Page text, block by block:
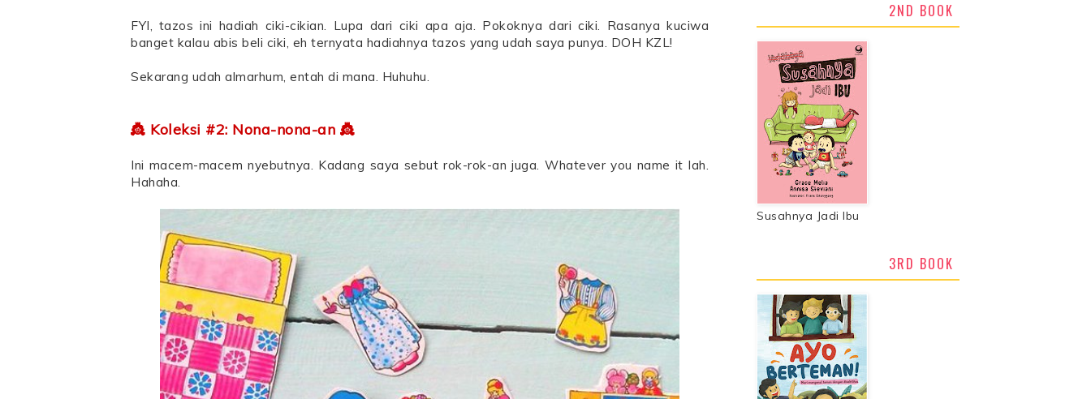
FYI, tazos ini hadiah ciki-cikian. Lupa dari ciki apa aja. Pokoknya dari ciki. Rasanya kuciwa
banget kalau abis beli ciki, eh ternyata hadiahnya tazos yang udah saya punya. DOH KZL!
Sekarang udah almarhum, entah di mana. Huhuhu.
👸 Koleksi #2: Nona-nona-an 👸
Ini macem-macem nyebutnya. Kadang saya sebut rok-rok-an juga. Whatever you name it lah.
Hahaha.
2ND BOOK
Susahnya Jadi Ibu
3RD BOOK